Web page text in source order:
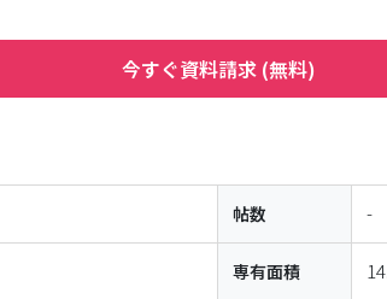
今すぐ資料請求 (無料)
帖数 -
専有面積